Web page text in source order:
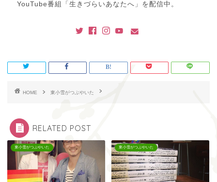
YouTube番組「生きづらいあなたへ」を配信中。
HOME 東小雪がつぶやいた
RELATED POST
東小雪がつぶやいた 東小雪がつぶやいた